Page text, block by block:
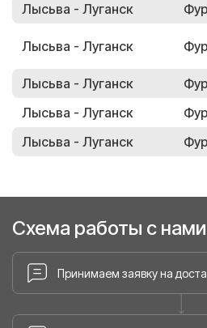
Лысьва - Луганск
Лысьва - Луганск
Лысьва - Луганск
Лысьва - Луганск
Лысьва - Луганск
Схема работы с нами
Принимаем заявку на